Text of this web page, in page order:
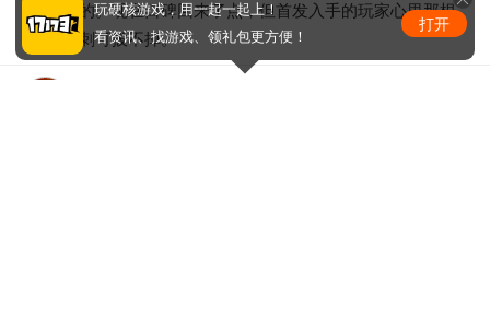
的。现在口碑回来了点，但首发入手的玩家心里那根
刺可拔不掉。
玩硬核游戏，用一起一起上！
看资讯、找游戏、领礼包更方便！
打开